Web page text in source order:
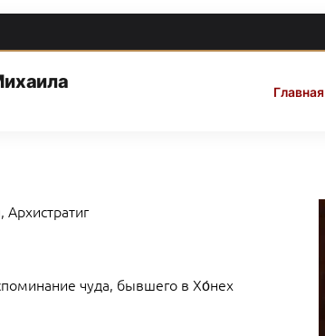
Главная
чуда, бывшего в Хо́нех